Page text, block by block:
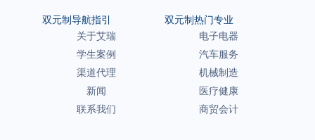
双元制导航指引
关于艾瑞
学生案例
渠道代理
新闻
联系我们
双元制热门专业
电子电器
汽车服务
机械制造
医疗健康
商贸会计